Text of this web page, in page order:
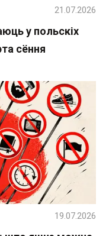
у польскіх
сёння
21.07.2026
19.07.2026